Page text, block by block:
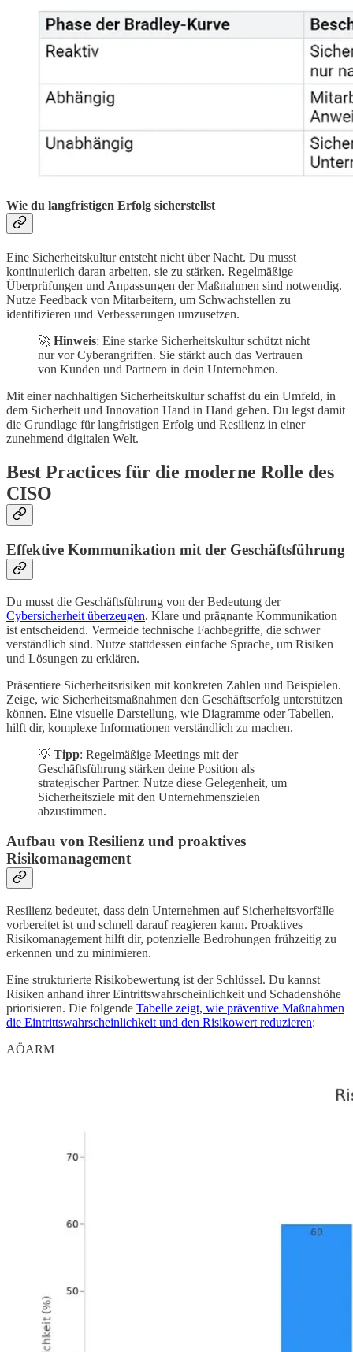
Wie du langfristigen Erfolg sicherstellst
Eine Sicherheitskultur entsteht nicht über Nacht. Du musst
kontinuierlich daran arbeiten, sie zu stärken. Regelmäßige
Überprüfungen und Anpassungen der Maßnahmen sind notwendig.
Nutze Feedback von Mitarbeitern, um Schwachstellen zu
identifizieren und Verbesserungen umzusetzen.
🚀 Hinweis: Eine starke Sicherheitskultur schützt nicht
nur vor Cyberangriffen. Sie stärkt auch das Vertrauen
von Kunden und Partnern in dein Unternehmen.
Mit einer nachhaltigen Sicherheitskultur schaffst du ein Umfeld, in
dem Sicherheit und Innovation Hand in Hand gehen. Du legst damit
die Grundlage für langfristigen Erfolg und Resilienz in einer
zunehmend digitalen Welt.
Best Practices für die moderne Rolle des
CISO
Effektive Kommunikation mit der Geschäftsführung
Du musst die Geschäftsführung von der Bedeutung der
Cybersicherheit überzeugen. Klare und prägnante Kommunikation
ist entscheidend. Vermeide technische Fachbegriffe, die schwer
verständlich sind. Nutze stattdessen einfache Sprache, um Risiken
und Lösungen zu erklären.
Präsentiere Sicherheitsrisiken mit konkreten Zahlen und Beispielen.
Zeige, wie Sicherheitsmaßnahmen den Geschäftserfolg unterstützen
können. Eine visuelle Darstellung, wie Diagramme oder Tabellen,
hilft dir, komplexe Informationen verständlich zu machen.
💡 Tipp: Regelmäßige Meetings mit der
Geschäftsführung stärken deine Position als
strategischer Partner. Nutze diese Gelegenheit, um
Sicherheitsziele mit den Unternehmenszielen
abzustimmen.
Aufbau von Resilienz und proaktives
Risikomanagement
Resilienz bedeutet, dass dein Unternehmen auf Sicherheitsvorfälle
vorbereitet ist und schnell darauf reagieren kann. Proaktives
Risikomanagement hilft dir, potenzielle Bedrohungen frühzeitig zu
erkennen und zu minimieren.
Eine strukturierte Risikobewertung ist der Schlüssel. Du kannst
Risiken anhand ihrer Eintrittswahrscheinlichkeit und Schadenshöhe
priorisieren. Die folgende Tabelle zeigt, wie präventive Maßnahmen
die Eintrittswahrscheinlichkeit und den Risikowert reduzieren:
AÖARM